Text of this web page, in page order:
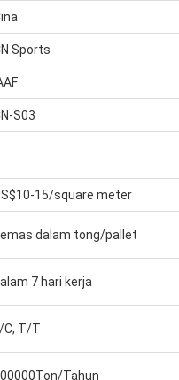
Sports
S03
15/square meter
dalam tong/pallet
7 hari kerja
C, T/T
Tahun